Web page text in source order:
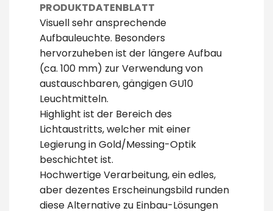
PRODUKTDATENBLATT
Visuell sehr ansprechende
Aufbauleuchte. Besonders
hervorzuheben ist der längere Aufbau
(ca. 100 mm) zur Verwendung von
austauschbaren, gängigen GU10
Leuchtmitteln.
Highlight ist der Bereich des
Lichtaustritts, welcher mit einer
Legierung in Gold/Messing-Optik
beschichtet ist.
Hochwertige Verarbeitung, ein edles,
aber dezentes Erscheinungsbild runden
diese Alternative zu Einbau-Lösungen